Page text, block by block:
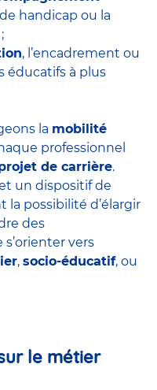
handicap ou la
, l’encadrement ou
éducatifs à plus
la mobilité
professionnel
de carrière.
un dispositif de
la possibilité d’élargir
des
vers
, socio-éducatif, ou
le métier